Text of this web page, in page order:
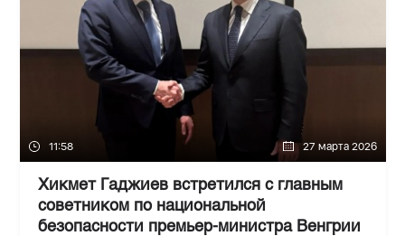
11:58 27 марта 2026
Хикмет Гаджиев встретился с главным
советником по национальной
безопасности премьер-министра Венгрии